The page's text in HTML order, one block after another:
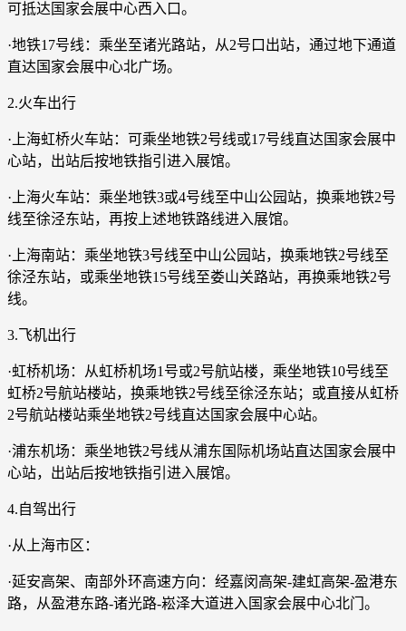
可抵达国家会展中心西入口。
·地铁17号线：乘坐至诸光路站，从2号口出站，通过地下通道
直达国家会展中心北广场。
2.火车出行
·上海虹桥火车站：可乘坐地铁2号线或17号线直达国家会展中
心站，出站后按地铁指引进入展馆。
·上海火车站：乘坐地铁3或4号线至中山公园站，换乘地铁2号
线至徐泾东站，再按上述地铁路线进入展馆。
·上海南站：乘坐地铁3号线至中山公园站，换乘地铁2号线至
徐泾东站，或乘坐地铁15号线至娄山关路站，再换乘地铁2号
线。
3.飞机出行
·虹桥机场：从虹桥机场1号或2号航站楼，乘坐地铁10号线至
虹桥2号航站楼站，换乘地铁2号线至徐泾东站；或直接从虹桥
2号航站楼站乘坐地铁2号线直达国家会展中心站。
·浦东机场：乘坐地铁2号线从浦东国际机场站直达国家会展中
心站，出站后按地铁指引进入展馆。
4.自驾出行
·从上海市区：
·延安高架、南部外环高速方向：经嘉闵高架-建虹高架-盈港东
路，从盈港东路-诸光路-崧泽大道进入国家会展中心北门。